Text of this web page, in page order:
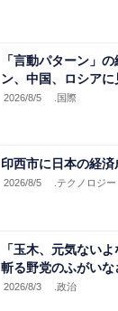
「言動パターン」
ン、中国、ロシア
2026/8/5 .国際
印西市に日本の経
2026/8/5 .テクノロジー
「玉木、元気ない
斬る野党のふがいな
2026/8/3 .政治